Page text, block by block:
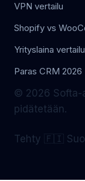
VPN vertailu
Shopify vs
Yrityslaina vertailu
Paras CRM 2026
© 2026 Softa-
pidätetään.
Tehty 🇫🇮